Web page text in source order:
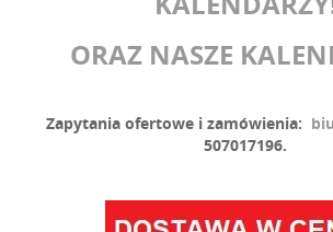
ORAZ NASZE
Zapytania ofertowe i zamówienia:
507017196.